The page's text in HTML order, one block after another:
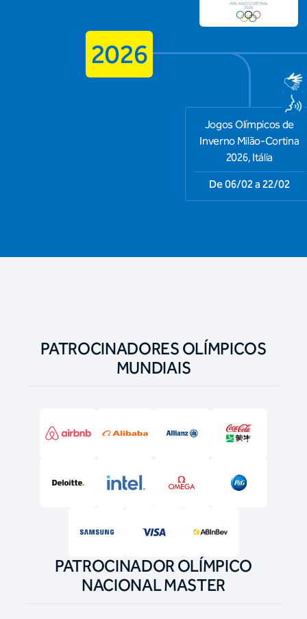
2026
Jogos Olímpicos de
Inverno Milão-Cortina
2026, Itália
De 06/02 a 22/02
PATROCINADORES OLÍMPICOS
MUNDIAIS
PATROCINADOR OLÍMPICO
NACIONAL MASTER